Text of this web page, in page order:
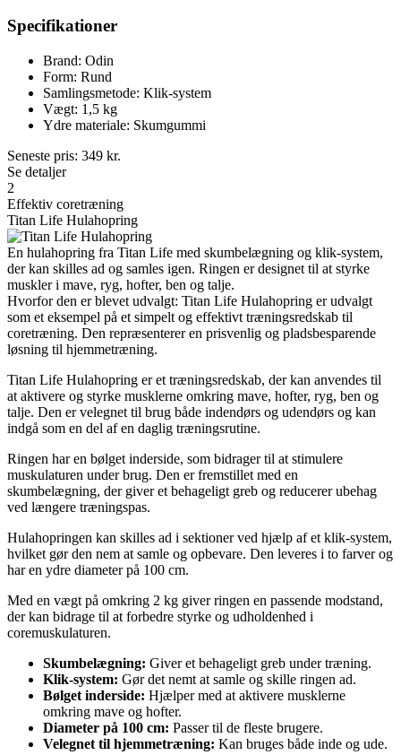
Specifikationer
Brand: Odin
Form: Rund
Samlingsmetode: Klik-system
Vægt: 1,5 kg
Ydre materiale: Skumgummi
Seneste pris: 349 kr.
Se detaljer
2
Effektiv coretræning
Titan Life Hulahopring
En hulahopring fra Titan Life med skumbelægning og klik-system,
der kan skilles ad og samles igen. Ringen er designet til at styrke
muskler i mave, ryg, hofter, ben og talje.
Hvorfor den er blevet udvalgt: Titan Life Hulahopring er udvalgt
som et eksempel på et simpelt og effektivt træningsredskab til
coretræning. Den repræsenterer en prisvenlig og pladsbesparende
løsning til hjemmetræning.
Titan Life Hulahopring er et træningsredskab, der kan anvendes til
at aktivere og styrke musklerne omkring mave, hofter, ryg, ben og
talje. Den er velegnet til brug både indendørs og udendørs og kan
indgå som en del af en daglig træningsrutine.
Ringen har en bølget inderside, som bidrager til at stimulere
muskulaturen under brug. Den er fremstillet med en
skumbelægning, der giver et behageligt greb og reducerer ubehag
ved længere træningspas.
Hulahopringen kan skilles ad i sektioner ved hjælp af et klik-system,
hvilket gør den nem at samle og opbevare. Den leveres i to farver og
har en ydre diameter på 100 cm.
Med en vægt på omkring 2 kg giver ringen en passende modstand,
der kan bidrage til at forbedre styrke og udholdenhed i
coremuskulaturen.
Skumbelægning: Giver et behageligt greb under træning.
Klik-system: Gør det nemt at samle og skille ringen ad.
Bølget inderside: Hjælper med at aktivere musklerne
omkring mave og hofter.
Diameter på 100 cm: Passer til de fleste brugere.
Velegnet til hjemmetræning: Kan bruges både inde og ude.